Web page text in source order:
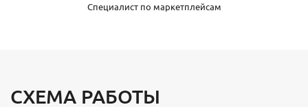
Специалист по маркетплейсам
СХЕМА РАБОТЫ